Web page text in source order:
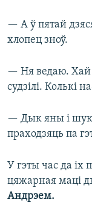
— А ў пятай
хлопец зноў.
— Ня ведаю. Хай
судзілі. Колькі
— Дык яны і
праходзяць па
У гэты час да іх
цяжарная маці
Андрэем.